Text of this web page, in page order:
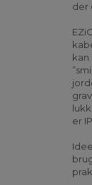
der
kan
er